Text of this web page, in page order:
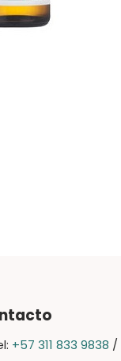
+57 311 833 9838 /